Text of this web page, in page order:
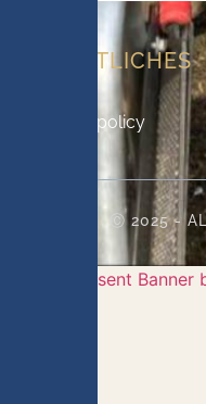
RECHTLICHES
Privacy policy
Ⓒ 2025 -
Cookie Consent